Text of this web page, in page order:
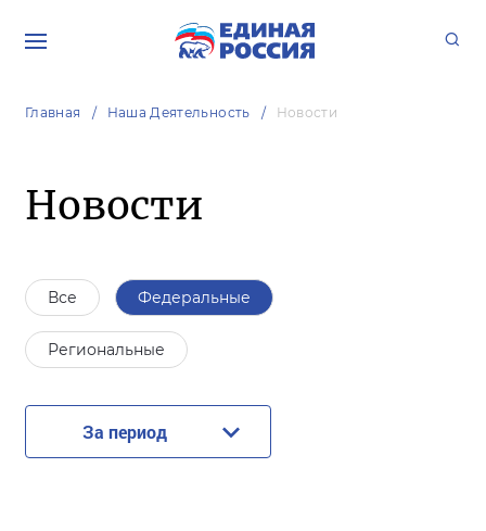
Главная Наша Деятельность Новости
Новости
Все Федеральные
Региональные
За период